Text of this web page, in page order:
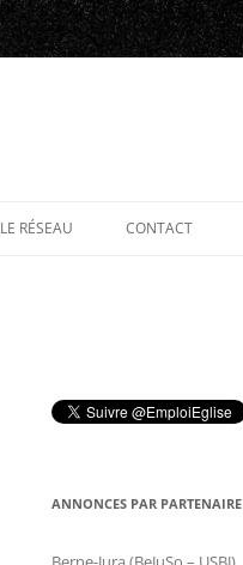
LE RÉSEAU CONTACT
ANNONCES PAR PARTENAIRE